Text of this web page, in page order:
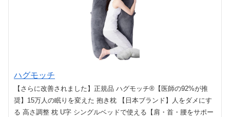
ハグモッチ
【さらに改善されました】正規品 ハグモッチ®【医師の92%が推
奨】15万人の眠りを変えた 抱き枕 【日本ブランド】人をダメにす
る 高さ調整 枕 U字 シングルベッドで使える【肩・首・腰をサポー